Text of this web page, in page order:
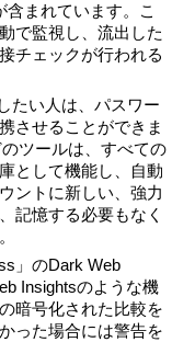
含まれています。こ
で監視し、流出した
チェックが行われる
たい人は、パスワー
させることができま
ツールは、すべての
として機能し、自動
ントに新しい、強力
記憶する必要もなく
」のDark Web
Insightsのような機
暗号化された比較を
った場合には警告を